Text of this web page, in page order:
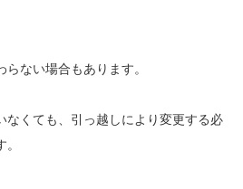
ない場合もあります。
なくても、引っ越しにより変更する必